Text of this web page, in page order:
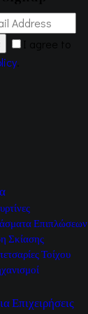
Επιπλώσεων
Σκίασης
Τοίχου
Επιχειρήσεις